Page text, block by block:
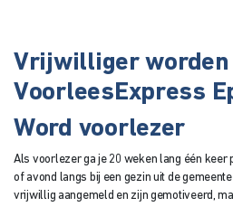
Vrijwilliger
VoorleesExpress
Word voorlezer
Als voorlezer ga je 20 weken lang één keer
of avond langs bij een gezin uit de
vrijwillig aangemeld en zijn gemotiveerd,